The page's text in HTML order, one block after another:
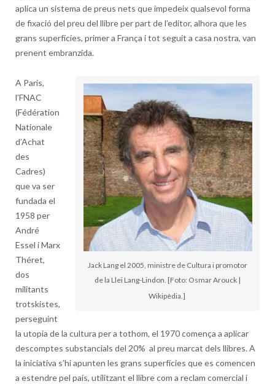
aplica un sistema de preus nets que impedeix qualsevol forma
de fixació del preu del llibre per part de l’editor, alhora que les
grans superfícies, primer a França i tot seguit a casa nostra, van
prenent embranzida.
Jack Lang el 2005, ministre de Cultura i promotor
de la Llei Lang-Lindon. [Foto: Osmar Arouck |
Wikipèdia.]
A Paris,
l’FNAC
(Fédération
Nationale
d’Achat
des
Cadres)
que va ser
fundada el
1958 per
André
Essel i Marx
Théret,
dos
militants
trotskistes,
perseguint
la utopia de la cultura per a tothom, el 1970 comença a aplicar
descomptes substancials del 20% al preu marcat dels llibres. A
la iniciativa s’hi apunten les grans superfícies que es comencen
a estendre pel país, utilitzant el llibre com a reclam comercial i